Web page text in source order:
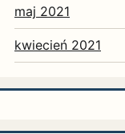
maj 2021
kwiecień 2021